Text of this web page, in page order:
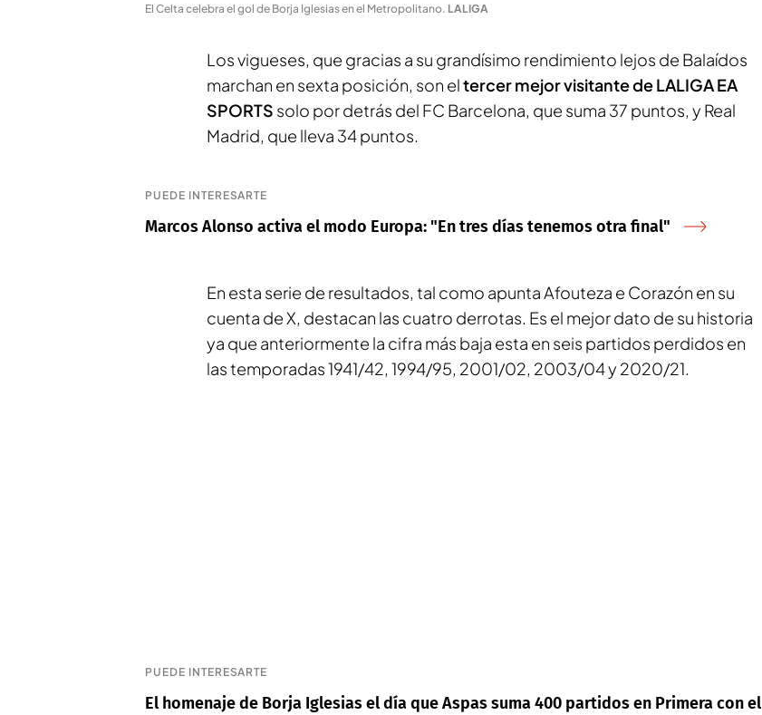
El Celta celebra el gol de Borja Iglesias en el Metropolitano. LALIGA
Los vigueses, que gracias a su grandísimo rendimiento lejos de Balaídos
marchan en sexta posición, son eltercer mejor visitante de LALIGA EA
SPORTS solo por detrás del FC Barcelona, que suma 37 puntos, y Real
Madrid, que lleva 34 puntos.
PUEDE INTERESARTE
Marcos Alonso activa el modo Europa: "En tres días tenemos otra final"
En esta serie de resultados, tal como apuntaAfouteza e Corazón en su
cuenta de X, destacan las cuatro derrotas. Es el mejor dato de su historia
ya que anteriormente la cifra más baja esta en seis partidos perdidos en
las temporadas 1941/42, 1994/95, 2001/02, 2003/04 y 2020/21.
PUEDE INTERESARTE
El homenaje de Borja Iglesias el día que Aspas suma 400 partidos en Primera con el